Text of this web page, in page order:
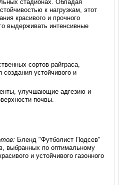
стадионах. Обладая
к нагрузкам, этот
красивого и прочного
выдерживать интенсивные
сортов райграса,
устойчивого и
улучшающие адгезию и
почвы.
Бленд "Футболист Подсев"
выбранных по оптимальному
и устойчивого газонного